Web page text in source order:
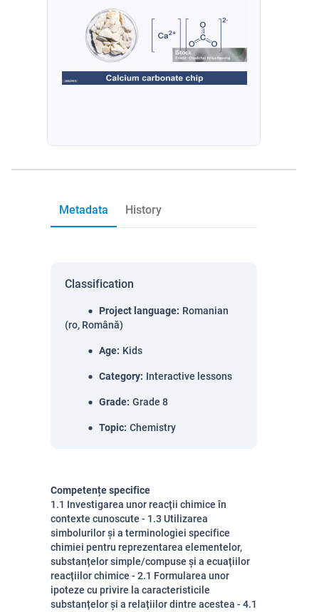
Metadata History
Classification
Project language: Romanian
(ro, Română)
Age: Kids
Category: Interactive lessons
Grade: Grade 8
Topic: Chemistry
Competențe specifice
1.1 Investigarea unor reacții chimice în
contexte cunoscute - 1.3 Utilizarea
simbolurilor și a terminologiei specifice
chimiei pentru reprezentarea elementelor,
substanțelor simple/compuse și a ecuațiilor
reacțiilor chimice - 2.1 Formularea unor
ipoteze cu privire la caracteristicile
substanțelor și a relațiilor dintre acestea - 4.1